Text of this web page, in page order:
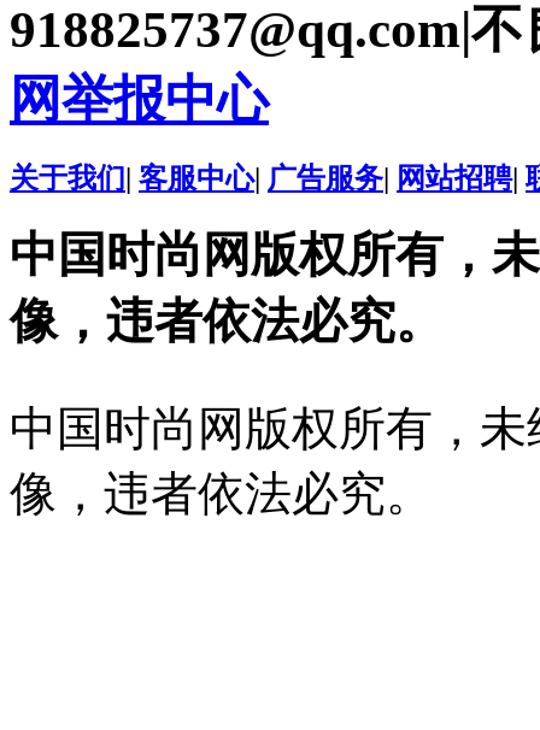
918825737@qq.com|
网举报中心
关于我们 客服中心| 广告服务 网站招聘|
中国时尚网版权所有，
像，违者依法必究。
中国时尚网版权所有，
像，违者依法必究。